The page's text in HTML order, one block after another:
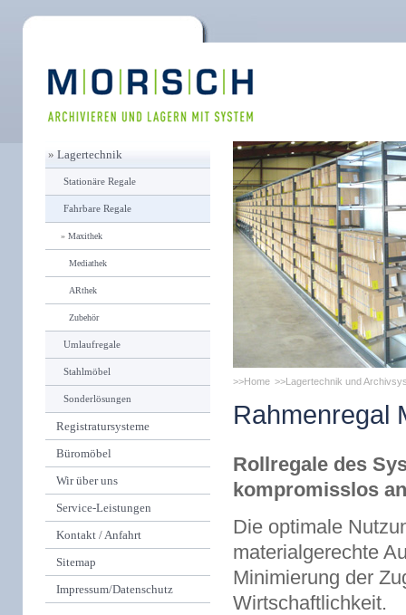
» Lagertechnik
Stationäre Regale
Fahrbare Regale
» Maxithek
Mediathek
ARthek
Zubehör
Umlaufregale
Stahlmöbel
Sonderlösungen
Registratursysteme
Büromöbel
Wir über uns
Service-Leistungen
Kontakt / Anfahrt
Sitemap
Impressum/Datenschutz
Home Lagertechnik und
Rahmenregal
Rollregale des
kompromisslos
Die optimale
materialgerechte
Minimierung der
Wirtschaftlichkeit.